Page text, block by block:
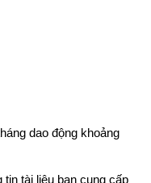
dao động khoảng
tài liệu bạn cung cấp